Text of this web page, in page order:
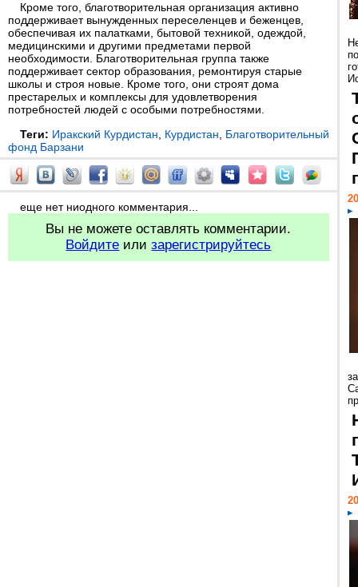
Кроме того, благотворительная организация активно
поддерживает вынужденных переселенцев и беженцев,
обеспечивая их палатками, бытовой техникой, одеждой,
медицинскими и другими предметами первой
необходимости. Благотворительная группа также
поддерживает сектор образования, ремонтируя старые
школы и строя новые. Кроме того, они строят дома
престарелых и комплексы для удовлетворения
потребностей людей с особыми потребностями.
Теги: Иракский Курдистан Курдистан
Благотворительный
фонд Барзани
еще нет ниодного комментария...
Вы не можете оставлять комментарии.
Войдите илизарегистрируйтесь